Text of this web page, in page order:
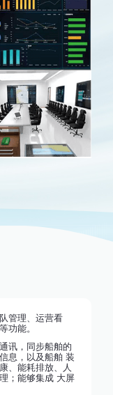
管理、运营看
功能。
讯，同步船舶的
息，以及船舶 装
、能耗排放、人
；能够集成 大屏